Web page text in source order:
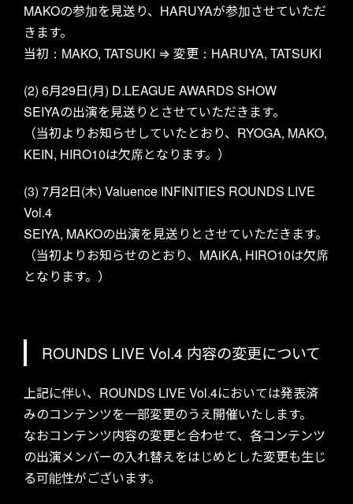
TICKET
MAKOの参加を見送り、HARUYAが参加させていただ
きます。
当初：MAKO, TATSUKI ⇒ 変更：HARUYA, TATSUKI
(2) 6月29日(月) D.LEAGUE AWARDS SHOW
SEIYAの出演を見送りとさせていただきます。
（当初よりお知らせしていたとおり、RYOGA, MAKO,
KEIN, HIRO10は欠席となります。）
(3) 7月2日(木) Valuence INFINITIES ROUNDS LIVE
Vol.4
SEIYA, MAKOの出演を見送りとさせていただきます。
（当初よりお知らせのとおり、MAiKA, HIRO10は欠席
となります。）
ROUNDS LIVE Vol.4 内容の変更について
上記に伴い、ROUNDS LIVE Vol.4においては発表済
みのコンテンツを一部変更のうえ開催いたします。
なおコンテンツ内容の変更と合わせて、各コンテンツ
の出演メンバーの入れ替えをはじめとした変更も生じ
る可能性がございます。